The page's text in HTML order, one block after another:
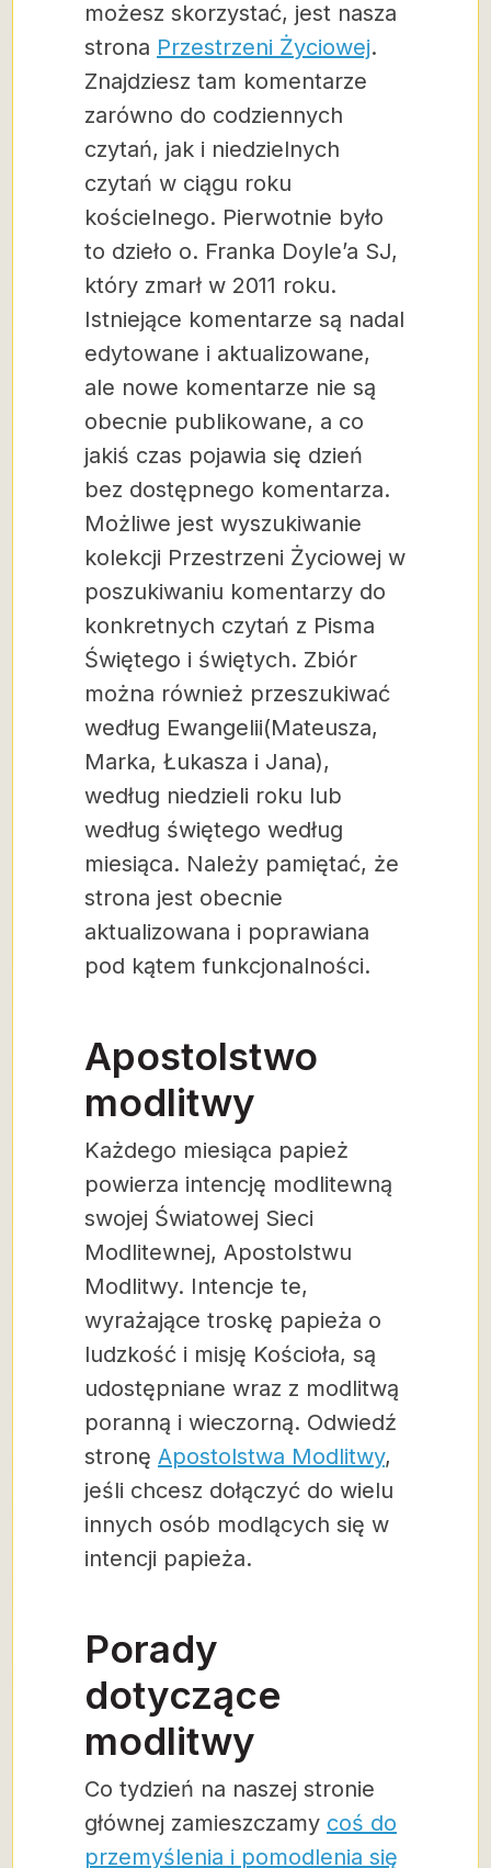
możesz skorzystać, jest nasza
strona Przestrzeni Życiowej.
Znajdziesz tam komentarze
zarówno do codziennych
czytań, jak i niedzielnych
czytań w ciągu roku
kościelnego. Pierwotnie było
to dzieło o. Franka Doyle’a SJ,
który zmarł w 2011 roku.
Istniejące komentarze są nadal
edytowane i aktualizowane,
ale nowe komentarze nie są
obecnie publikowane, a co
jakiś czas pojawia się dzień
bez dostępnego komentarza.
Możliwe jest wyszukiwanie
kolekcji Przestrzeni Życiowej w
poszukiwaniu komentarzy do
konkretnych czytań z Pisma
Świętego i świętych. Zbiór
można również przeszukiwać
według Ewangelii(Mateusza,
Marka, Łukasza i Jana),
według niedzieli roku lub
według świętego według
miesiąca. Należy pamiętać, że
strona jest obecnie
aktualizowana i poprawiana
pod kątem funkcjonalności.
Apostolstwo
modlitwy
Każdego miesiąca papież
powierza intencję modlitewną
swojej Światowej Sieci
Modlitewnej, Apostolstwu
Modlitwy. Intencje te,
wyrażające troskę papieża o
ludzkość i misję Kościoła, są
udostępniane wraz z modlitwą
poranną i wieczorną. Odwiedź
stronę Apostolstwa Modlitwy,
jeśli chcesz dołączyć do wielu
innych osób modlących się w
intencji papieża.
Porady
dotyczące
modlitwy
Co tydzień na naszej stronie
głównej zamieszczamy coś do
przemyślenia i pomodlenia się